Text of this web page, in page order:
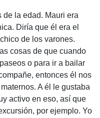
de la edad. Mauri era
Diría que él era el
de los varones.
cosas de que cuando
o para ir a bailar
entonces él nos
A él le gustaba
activo en eso, así que
por ejemplo. Yo